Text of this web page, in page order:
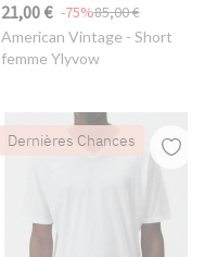
21,00 € 85,00 €
-75%
American Vintage - Short
femme Ylyvow
Dernières Chances